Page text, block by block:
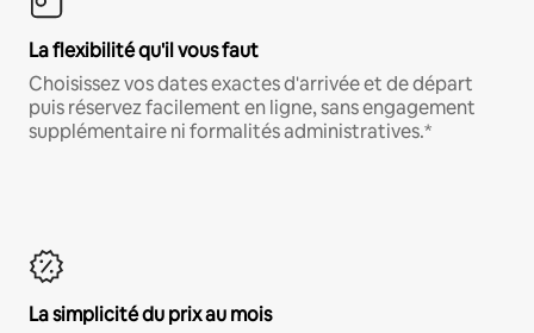
La flexibilité qu'il vous faut
Choisissez vos dates exactes d'arrivée et de départ
puis réservez facilement en ligne, sans engagement
supplémentaire ni formalités administratives.*
La simplicité du prix au mois